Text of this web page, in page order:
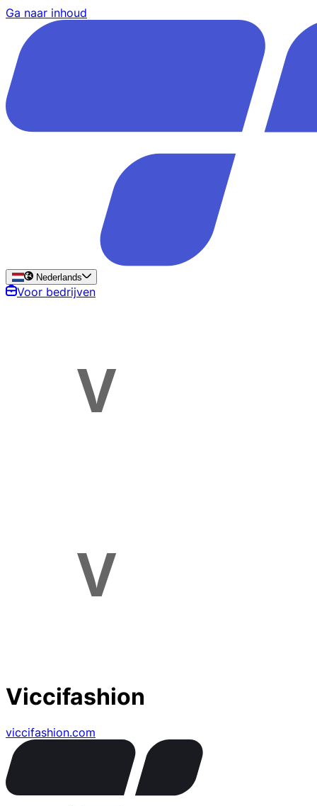
Ga naar inhoud
Nederlands
Voor bedrijven
Viccifashion
viccifashion.com